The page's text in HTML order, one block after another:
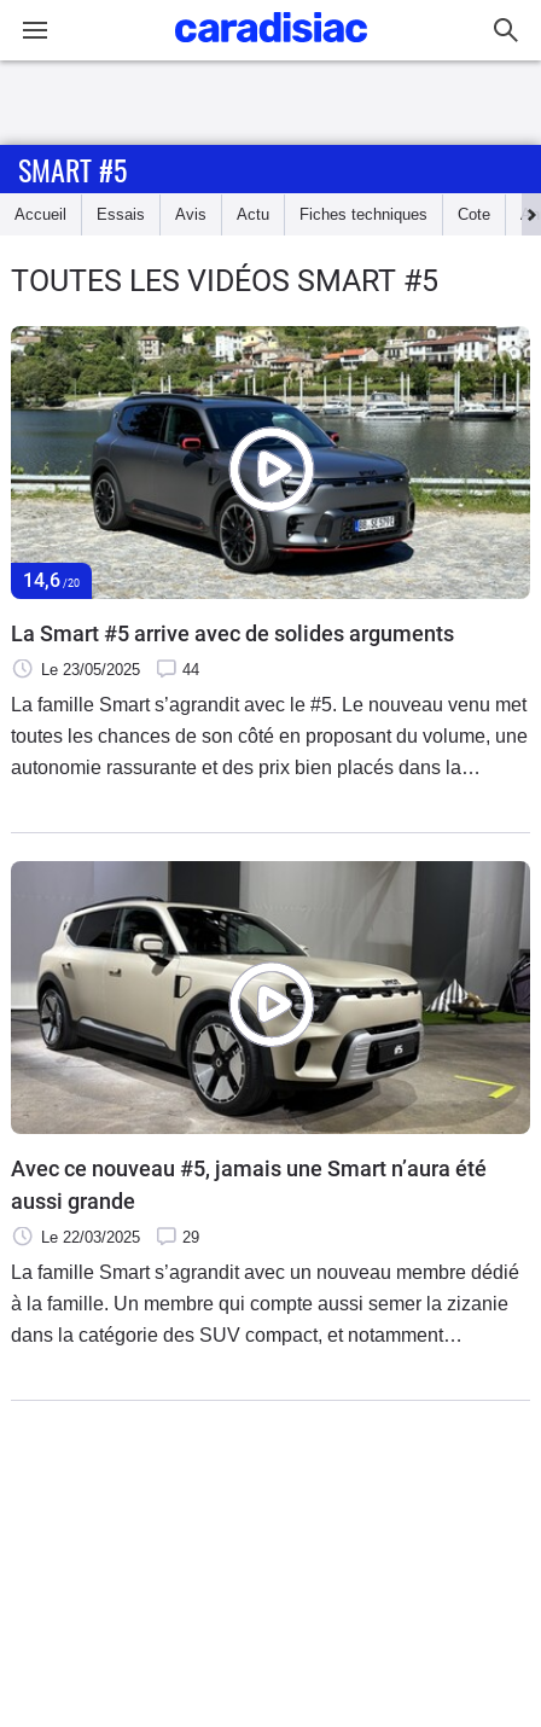
Accueil
Essais
Guide
d'achat
Electriques
Utilitaires
Flottes
Auto
Services
Forum
SMART #5
Accueil Essais Avis Actu Fiches techniques Cote
TOUTES LES VIDÉOS SMART #5
14,6 /20
La Smart #5 arrive avec de solides arguments
Le 23/05/2025 44
La famille Smart s’agrandit avec le #5. Le nouveau venu met
toutes les chances de son côté en proposant du volume, une
autonomie rassurante et des prix bien placés dans la
Avec ce nouveau #5, jamais une Smart n’aura été
aussi grande
Le 22/03/2025 29
La famille Smart s’agrandit avec un nouveau membre dédié
à la famille. Un membre qui compte aussi semer la zizanie
dans la catégorie des SUV compact, et notamment